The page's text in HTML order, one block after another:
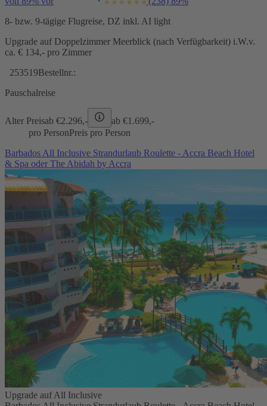
8- bzw. 9-tägige Flugreise, DZ inkl. AI light
Upgrade auf Doppelzimmer Meerblick (nach Verfügbarkeit) i.W.v.
ca. € 134,- pro Zimmer
253519Bestellnr.:
Pauschalreise
Alter Preisab €2.296,- ab €1.699,-
pro PersonPreis pro Person
Barbados All Inclusive Strandurlaub Roulette - Accra Beach Hotel
& Spa oder The Abidah by Accra
Upgrade auf All Inclusive